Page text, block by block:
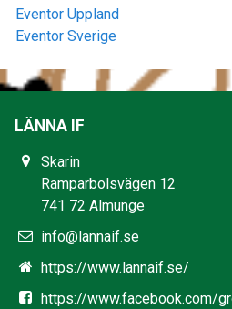
Eventor Uppland
Eventor Sverige
LÄNNA IF
Skarin
Ramparbolsvägen 12
741 72 Almunge
info@lannaif.se
https://www.lannaif.se/
https://www.facebook.com/